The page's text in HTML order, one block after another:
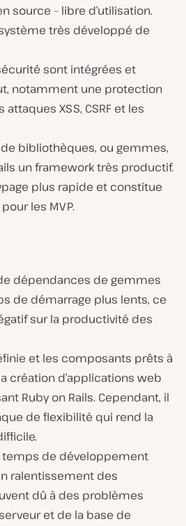
source – libre d’utilisation.
très développé de
sont intégrées et
notamment une protection
XSS, CSRF et les
bibliothèques, ou gemmes,
un framework très productif.
plus rapide et constitue
les MVP.
dépendances de gemmes
de démarrage plus lents, ce
sur la productivité des
et les composants prêts à
création d’applications web
Ruby on Rails. Cependant, il
de flexibilité qui rend la
temps de développement
ralentissement des
dû à des problèmes
et de la base de